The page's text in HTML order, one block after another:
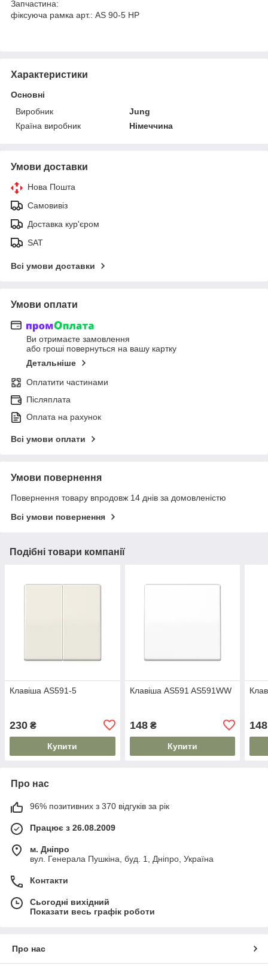
Запчастина:
фіксуюча рамка арт.: AS 90-5 HP
Характеристики
Основні
Виробник
Jung
Країна виробник
Німеччина
Умови доставки
Нова Пошта
Самовивіз
Доставка кур'єром
SAT
Всі умови доставки
Умови оплати
Ви отримаєте замовлення
або гроші повернуться на вашу картку
Детальніше
Оплатити частинами
Післяплата
Оплата на рахунок
Всі умови оплати
Умови повернення
Повернення товару впродовж 14 днів за домовленістю
Всі умови повернення
Подібні товари компанії
Клавіша AS591-5
230 ₴
Купити
Клавіша AS591 AS591WW
148₴
Купити
148
Про нас
96% позитивних з 370 відгуків за рік
Працює з 26.08.2009
м. Дніпро
вул. Генерала Пушкіна, буд. 1, Дніпро, Україна
Контакти
Сьогодні вихідний
Показати весь графік роботи
Про нас